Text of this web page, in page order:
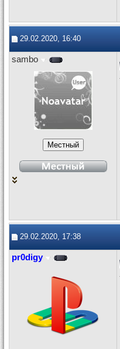
29.02.2020, 16:40
sambo
29.02.2020, 17:38
pr0digy